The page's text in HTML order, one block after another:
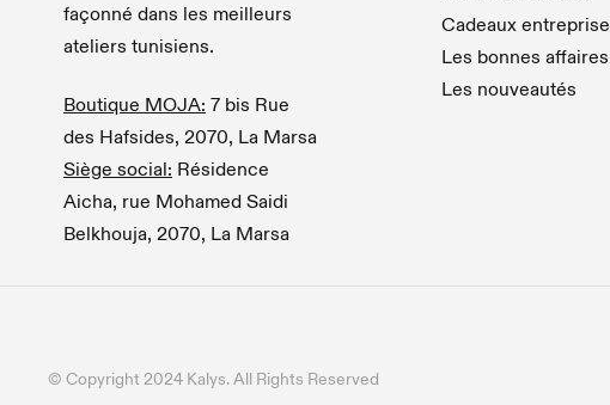
façonné dans les meilleurs
ateliers tunisiens.
Boutique MOJA: 7 bis Rue
des Hafsides, 2070, La Marsa
Siège social: Résidence
Aicha, rue Mohamed Saidi
Belkhouja, 2070, La Marsa
Cadeaux entreprise
Les bonnes affaires
Les nouveautés
© Copyright 2024 Kalys. All Rights Reserved